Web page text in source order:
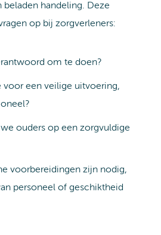
handeling. Deze
op bij zorgverleners:
om te doen?
voor een veilige uitvoering,
ouders op een zorgvuldige
voorbereidingen zijn nodig,
personeel of geschiktheid